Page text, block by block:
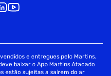
e entregues pelo Martins.
baixar o App Martins Atacado
estão sujeitas a saírem do ar